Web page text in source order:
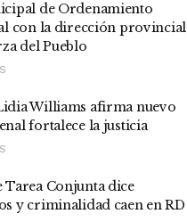
de Ordenamiento
con la dirección provincial
del Pueblo
Williams afirma nuevo
fortalece la justicia
Tarea Conjunta dice
y criminalidad caen en RD